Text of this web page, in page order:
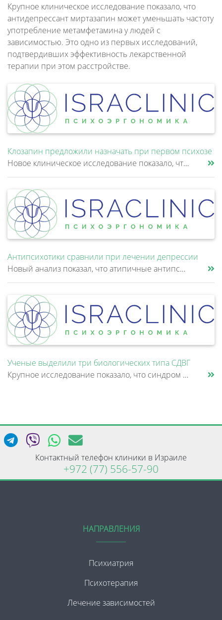
Крупное клиническое исследование показало, что
антидепрессант миртазапин может уменьшать частоту
употребление метамфетамина у людей с
зависимостью. Это одно из первых исследований,
подтвердивших эффективность лекарственной
терапии при этом расстройстве.
Клозапин предложили назначать при первом психозе
Новое клиническое исследование показало, что клозапин может быть эффективнее других антипсихотиков уже после первой неуд......
Антипсихотики сравнили при лечении депрессии
Новый анализ показал, что атипичные антипсихотики, которые иногда добавляют к антидепрессантам при большом депрессивном......
Ученые выделили три биологических типа СДВГ
Крупное исследование показало, что синдром дефицита внимания и гиперактивности (СДВГ) может включать не два, а три биоло......
Контактный телефон клиники в Израиле
+972 (77) 556-57-90
НАПРАВЛЕНИЯ
Психиатрия
Психотерапия
Лечение зависимостей